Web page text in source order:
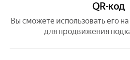
QR-код
Вы сможете использовать его
для продвижения